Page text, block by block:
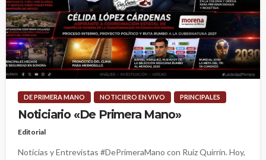
DE PRIMERA MANO NOTICIERO EN VIVO PRINCIPALES
Noticiario «De Primera Mano»
Editorial
Noticias y Entrevistas #DePrimeraMano con Ruiz Quirrín. Hoy,